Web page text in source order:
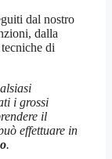
dal nostro
dalla
di
i grossi
il
effettuare in
.